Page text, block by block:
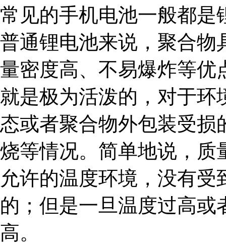
常见的手机电池一般都是
普通锂电池来说，聚合物
量密度高、不易爆炸等优
就是极为活泼的，对于环
态或者聚合物外包装受损
烧等情况。简单地说，质
允许的温度环境，没有
的；但是一旦温度过高
高。